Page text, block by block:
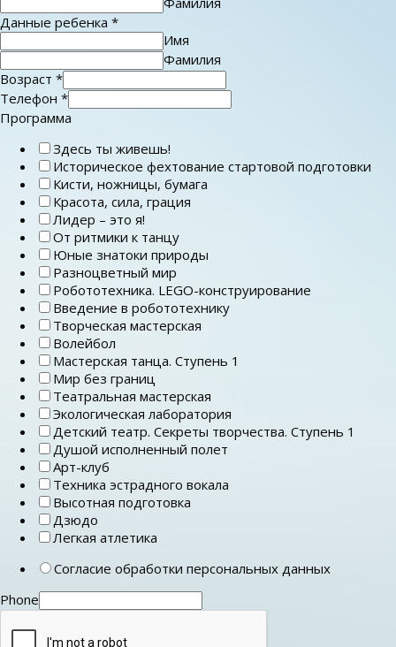
Данные ребенка *
Имя
Фамилия
Возраст *
Телефон *
Программа
Здесь ты живешь!
Историческое фехтование стартовой подготовки
Кисти, ножницы, бумага
Красота, сила, грация
Лидер – это я!
От ритмики к танцу
Юные знатоки природы
Разноцветный мир
Робототехника. LEGO-конструирование
Введение в робототехнику
Творческая мастерская
Волейбол
Мастерская танца. Ступень 1
Мир без границ
Театральная мастерская
Экологическая лаборатория
Детский театр. Секреты творчества. Ступень 1
Душой исполненный полет
Арт-клуб
Техника эстрадного вокала
Высотная подготовка
Дзюдо
Легкая атлетика
Согласие обработки персональных данных
Phone